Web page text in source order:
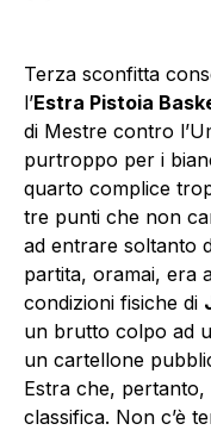
Terza sconfitta
l’Estra Pistoia
di Mestre contro
purtroppo per i
quarto complice
tre punti che non
ad entrare soltanto
partita, oramai, era
condizioni fisiche di
un brutto colpo ad
un cartellone
Estra che,
classifica. Non c’è